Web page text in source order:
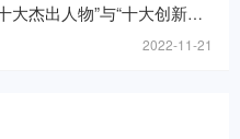
物”与“十大创新应用”榜单发布！
2022-11-21